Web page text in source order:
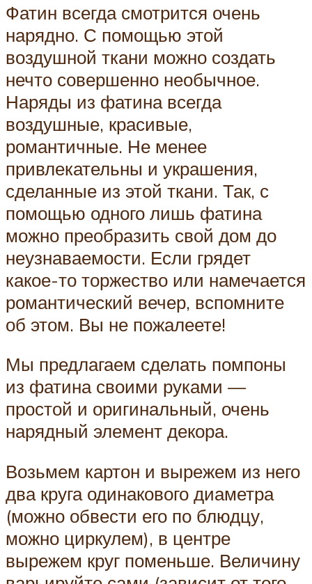
Фатин всегда смотрится очень
нарядно. С помощью этой
воздушной ткани можно создать
нечто совершенно необычное.
Наряды из фатина всегда
воздушные, красивые,
романтичные. Не менее
привлекательны и украшения,
сделанные из этой ткани. Так, с
помощью одного лишь фатина
можно преобразить свой дом до
неузнаваемости. Если грядет
какое-то торжество или намечается
романтический вечер, вспомните
об этом. Вы не пожалеете!
Мы предлагаем сделать помпоны
из фатина своими руками —
простой и оригинальный, очень
нарядный элемент декора.
Возьмем картон и вырежем из него
два круга одинакового диаметра
(можно обвести его по блюдцу,
можно циркулем), в центре
вырежем круг поменьше. Величину